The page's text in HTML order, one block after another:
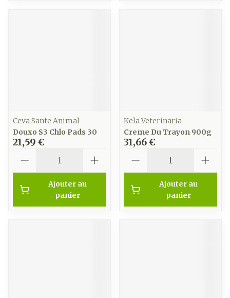
Ceva Sante Animal
Douxo S3 Chlo Pads 30
21,59 €
Ajouter au
panier
Kela Veterinaria
Creme Du Trayon 900g
31,66 €
Ajouter au
panier